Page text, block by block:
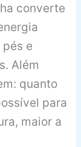
converte
e
Além
quanto
para
maior a